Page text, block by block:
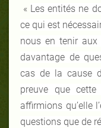
« Les entités ne
ce qui est
nous en tenir
davantage de
cas de la cause
preuve que
affirmions qu’elle
questions que de